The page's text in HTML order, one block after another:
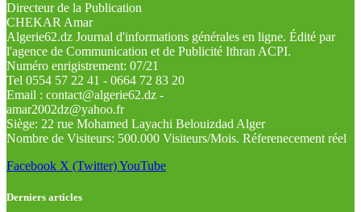
Directeur de la Publication
CHEKAR Amar
Algerie62.dz Journal d'informations générales en ligne. Édité par
l'agence de Communication et de Publicité Ithran ACPI.
Numéro enrigistrement: 07/21
Tel 0554 57 22 41 - 0664 72 83 20
Email : contact@algerie62.dz -
amar2002dz@yahoo.fr
Siège: 22 rue Mohamed Layachi Belouizdad Alger
Nombre de Visiteurs: 500.000 Visiteurs/Mois. Réferenecement réel
Facebook X (Twitter)YouTube
Derniers articles